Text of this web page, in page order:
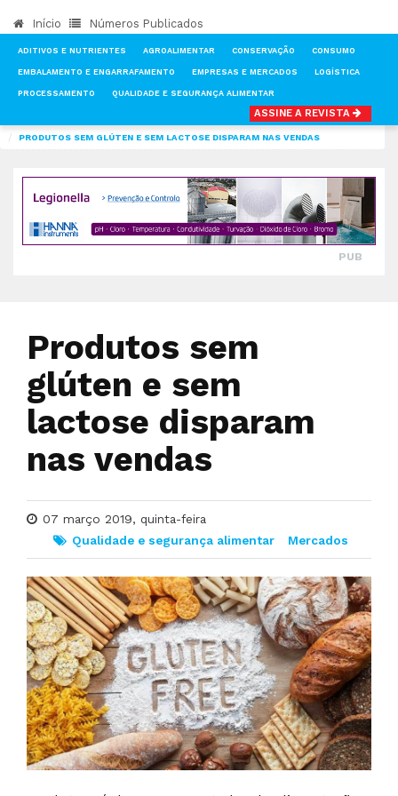
Início Números Publicados
ADITIVOS E NUTRIENTES AGROALIMENTAR CONSERVAÇÃO CONSUMO
EMBALAMENTO E ENGARRAFAMENTO EMPRESAS E MERCADOS LOGÍSTICA
PROCESSAMENTO QUALIDADE E SEGURANÇA ALIMENTAR
ASSINE A REVISTA
QUALIDADE E SEGURANÇA ALIMENTAR
PRODUTOS SEM GLÚTEN E SEM LACTOSE DISPARAM NAS VENDAS
PUB
Produtos sem
glúten e sem
lactose disparam
nas vendas
07 março 2019, quinta-feira
Qualidade e segurança alimentar
Mercados